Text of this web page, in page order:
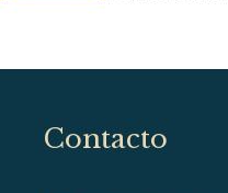
Contacto